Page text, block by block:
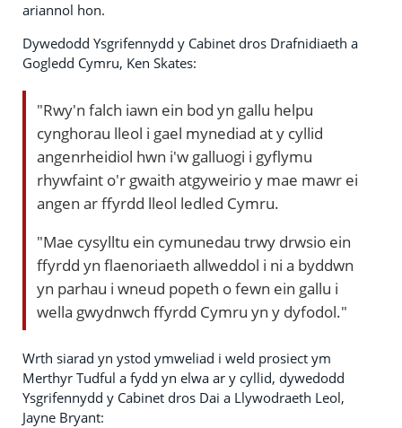
ariannol hon.
Dywedodd Ysgrifennydd y Cabinet dros Drafnidiaeth a
Gogledd Cymru, Ken Skates:
"Rwy'n falch iawn ein bod yn gallu helpu
cynghorau lleol i gael mynediad at y cyllid
angenrheidiol hwn i'w galluogi i gyflymu
rhywfaint o'r gwaith atgyweirio y mae mawr ei
angen ar ffyrdd lleol ledled Cymru.
"Mae cysylltu ein cymunedau trwy drwsio ein
ffyrdd yn flaenoriaeth allweddol i ni a byddwn
yn parhau i wneud popeth o fewn ein gallu i
wella gwydnwch ffyrdd Cymru yn y dyfodol."
Wrth siarad yn ystod ymweliad i weld prosiect ym
Merthyr Tudful a fydd yn elwa ar y cyllid, dywedodd
Ysgrifennydd y Cabinet dros Dai a Llywodraeth Leol,
Jayne Bryant: